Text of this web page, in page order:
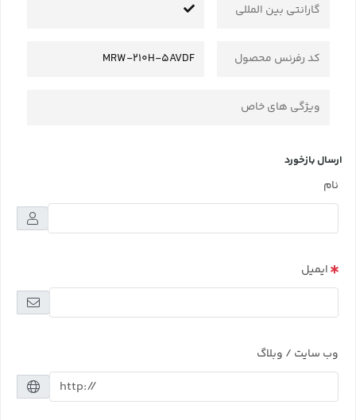
گارانتی بین المللی
کد رفرنس محصول MRW-210H-5AVDF
ویژگی های خاص
ارسال بازخورد
نام
ایمیل
وب سایت / وبلاگ